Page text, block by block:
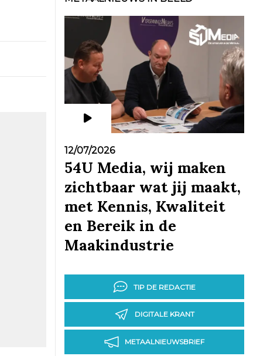
12/07/2026
54U Media, wij maken
zichtbaar wat jij maakt,
met Kennis, Kwaliteit
en Bereik in de
Maakindustrie
TIP DE REDACTIE
DIGITALE KRANT
METAALNIEUWSBRIEF